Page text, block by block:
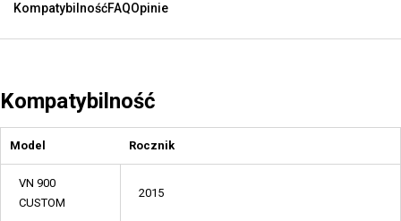
KompatybilnośćFAQOpinie
Kompatybilność
Model Rocznik
VN 900
CUSTOM
2015